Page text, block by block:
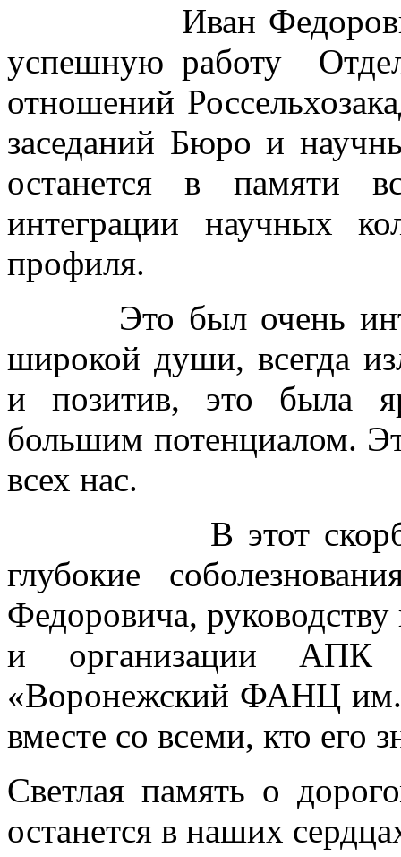
Иван Федорович
успешную работу
отношений
заседаний Бюро и
останется в памяти
интеграции научных
профиля.
Это был очень
широкой души, всегда
и позитив, это была
большим потенциалом.
всех нас.
В этот скорбный
глубокие
Федоровича,
и организации
«Воронежский ФАНЦ
вместе со всеми, кто его
Светлая память о
останется в наших